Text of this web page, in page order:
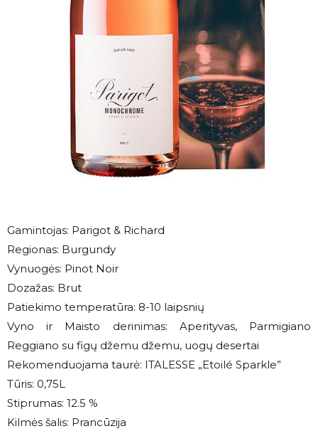
Gamintojas: Parigot & Richard
Regionas: Burgundy
Vynuogės: Pinot Noir
Dozažas: Brut
Patiekimo temperatūra: 8-10 laipsnių
Vyno ir Maisto derinimas: Aperityvas, Parmigiano
Reggiano su figų džemu džemu, uogų desertai
Rekomenduojama taurė: ITALESSE „Etoilé Sparkle”
Tūris: 0,75L
Stiprumas: 12.5 %
Kilmės šalis: Prancūzija